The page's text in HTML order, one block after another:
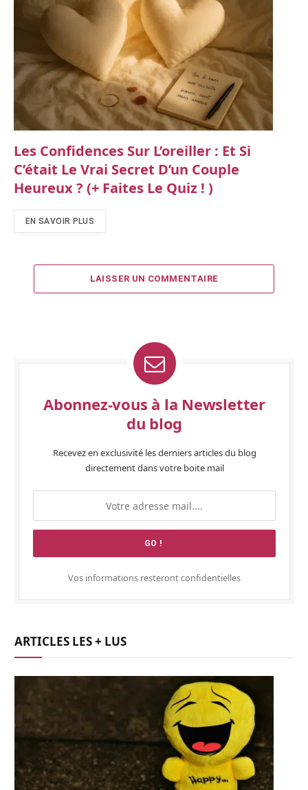
Les Confidences Sur L’oreiller : Et Si
C’était Le Vrai Secret D’un Couple
Heureux ? (+ Faites Le Quiz ! )
EN SAVOIR PLUS
LAISSER UN COMMENTAIRE
Abonnez-vous à la Newsletter
du blog
Recevez en exclusivité les derniers articles du blog
directement dans votre boite mail
Vos informations resteront confidentielles
ARTICLES LES + LUS